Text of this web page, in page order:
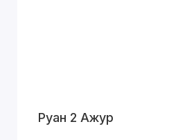
Руан 2 Ажур